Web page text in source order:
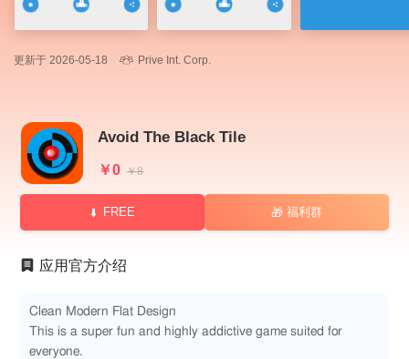
更新于 2026-05-18 Prive Int. Corp.
Avoid The Black Tile
￥0 ￥8
FREE 🎁 福利群
应用官方介绍
Clean Modern Flat Design
This is a super fun and highly addictive game suited for
everyone.